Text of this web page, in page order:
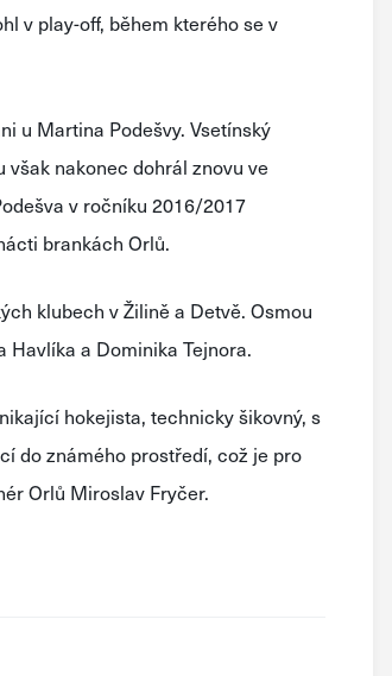
v play-off, během kterého se v
u Martina Podešvy. Vsetínský
nakonec dohrál znovu ve
v ročníku 2016/2017
brankách Orlů.
klubech v Žilině a Detvě. Osmou
a Dominika Tejnora.
hokejista, technicky šikovný, s
do známého prostředí, což je pro
Orlů Miroslav Fryčer.